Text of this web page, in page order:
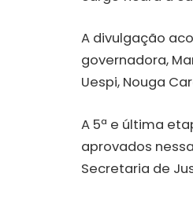
A divulgação
governadora,
Uespi, Nouga
A 5ª e última
aprovados
Secretaria de